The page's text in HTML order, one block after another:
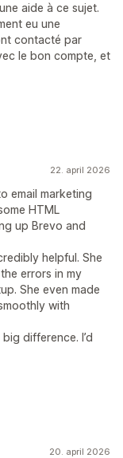
aide à ce sujet.
eu une
contacté par
le bon compte, et
22. april 2026
email marketing
HTML
up Brevo and
helpful. She
errors in my
She even made
with
difference. I’d
20. april 2026